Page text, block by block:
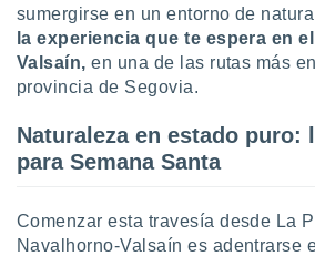
para
ni para
o
no
Puedes
acceder a
web a
sumergirse en un entorno de
la experiencia que te espera en
Valsaín,en una de las rutas más
provincia de Segovia.
Naturaleza en estado puro:
para Semana Santa
Comenzar esta travesía desde La
Navalhorno-Valsaín es adentrarse